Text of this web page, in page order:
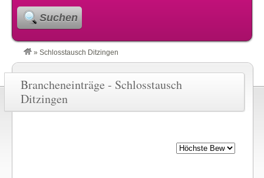
Suchen
» Schlosstausch Ditzingen
Brancheneinträge - Schlosstausch
Ditzingen